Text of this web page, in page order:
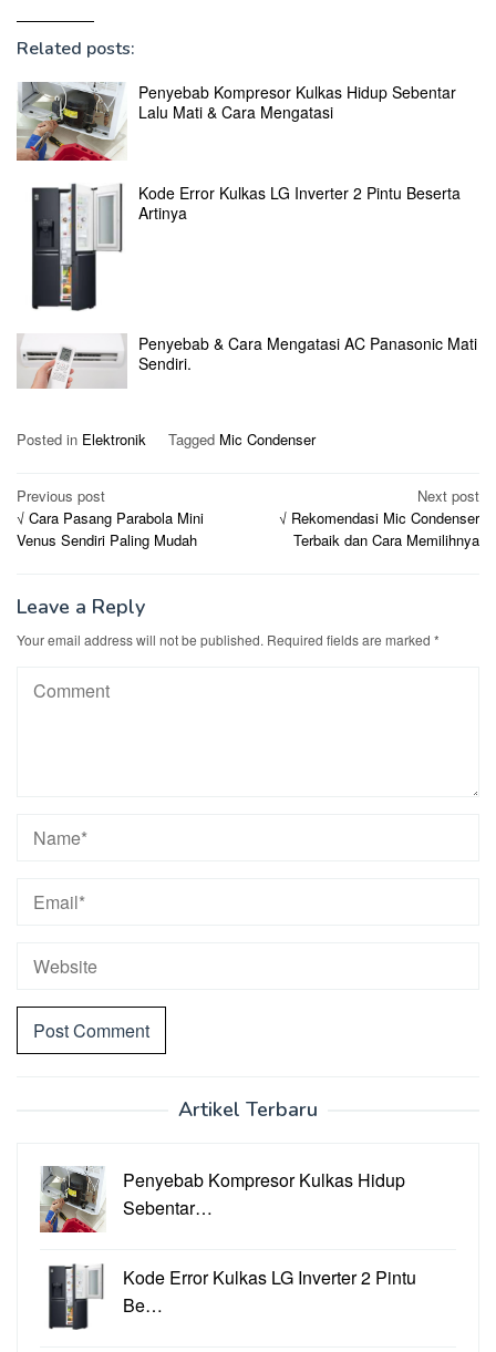
Related posts:
Penyebab Kompresor Kulkas Hidup Sebentar
Lalu Mati & Cara Mengatasi
Kode Error Kulkas LG Inverter 2 Pintu Beserta
Artinya
Penyebab & Cara Mengatasi AC Panasonic Mati
Sendiri.
Posted in Elektronik Tagged Mic Condenser
Post
navigation
Previous post
√ Cara Pasang Parabola Mini
Venus Sendiri Paling Mudah
Next post
√ Rekomendasi Mic Condenser
Terbaik dan Cara Memilihnya
Leave a Reply
Your email address will not be published. Required fields are marked *
Artikel Terbaru
Penyebab Kompresor Kulkas Hidup
Sebentar…
Kode Error Kulkas LG Inverter 2 Pintu
Be…